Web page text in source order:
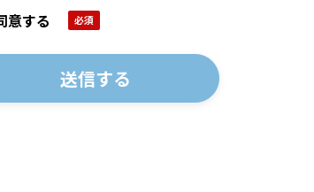
意する